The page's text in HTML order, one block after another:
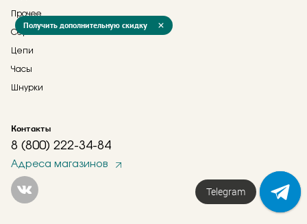
Прочее
Серьги
Цепи
Часы
Шнурки
Контакты
8 (800) 222-34-84
Адреса магазинов
Получить дополнительную скидку
Telegram